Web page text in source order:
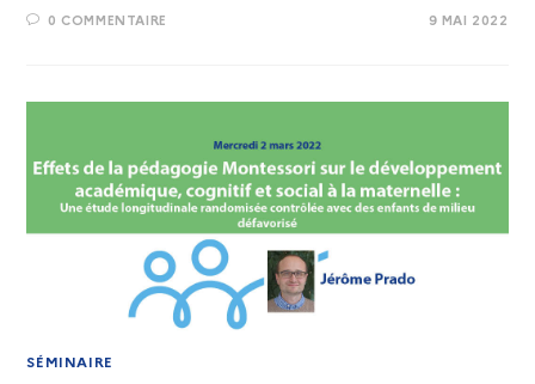
0 COMMENTAIRE 9 MAI 2022
SÉMINAIRE